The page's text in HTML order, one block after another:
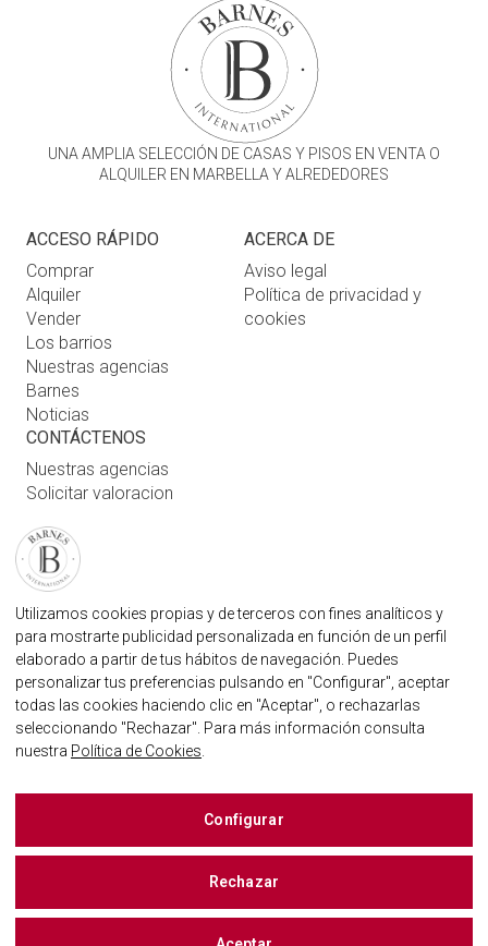
BUSCAR UNA PROPIEDAD
UNA AMPLIA SELECCIÓN DE CASAS Y PISOS EN VENTA O
ALQUILER EN MARBELLA Y ALREDEDORES
ACCESO RÁPIDO
Comprar
Alquiler
Vender
Los barrios
Nuestras agencias
Barnes
Noticias
ACERCA DE
Aviso legal
Política de privacidad y
cookies
CONTÁCTENOS
Nuestras agencias
Solicitar valoracion
Inicio de sesión de usuario
FAQ
ENCUENTRE NUESTRA AGENCIA
AGENCIA INMOBILIARIA BARNES MARBELLA
MARBELLA@BARNES-INTERNATIONAL.COM
+34 614 25 01 89
Utilizamos cookies propias y de terceros con fines analíticos y
para mostrarte publicidad personalizada en función de un perfil
elaborado a partir de tus hábitos de navegación. Puedes
personalizar tus preferencias pulsando en "Configurar", aceptar
todas las cookies haciendo clic en "Aceptar", o rechazarlas
seleccionando "Rechazar". Para más información consulta
nuestra Política de Cookies
Configurar
Rechazar